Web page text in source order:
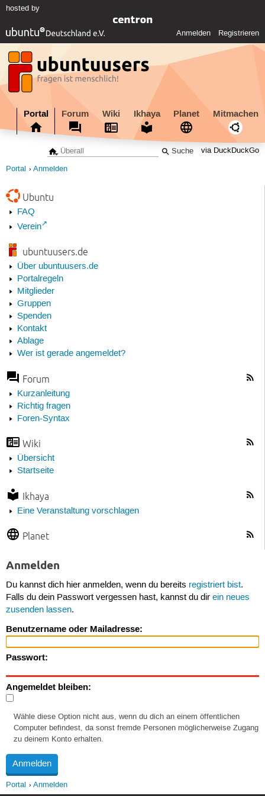
hosted by
Anmelden Registrieren
Portal Forum Wiki Ikhaya Planet Mitmachen
via DuckDuckGo
Portal Anmelden
Ubuntu
FAQ
Verein
ubuntuusers.de
Über ubuntuusers.de
Portalregeln
Mitglieder
Gruppen
Spenden
Kontakt
Ablage
Wer ist gerade angemeldet?
Forum
Kurzanleitung
Richtig fragen
Foren-Syntax
Wiki
Übersicht
Startseite
Ikhaya
Eine Veranstaltung vorschlagen
Planet
Anmelden
Du kannst dich hier anmelden, wenn du bereits registriert bist.
Falls du dein Passwort vergessen hast, kannst du dir ein neues
zusenden lassen.
Benutzername oder Mailadresse:
Passwort:
Angemeldet bleiben:
Wähle diese Option nicht aus, wenn du dich an einem öffentlichen
Computer befindest, da sonst fremde Personen möglicherweise Zugang
zu deinem Konto erhalten.
Portal Anmelden